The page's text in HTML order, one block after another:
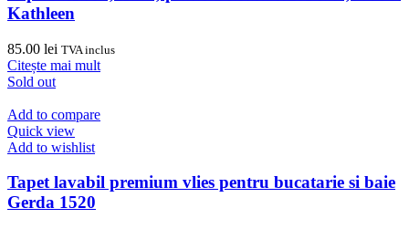
Kathleen
85.00 lei TVA inclus
Citește mai mult
Sold out
Add to compare
Quick view
Add to wishlist
Tapet lavabil premium vlies pentru bucatarie si baie
Gerda 1520